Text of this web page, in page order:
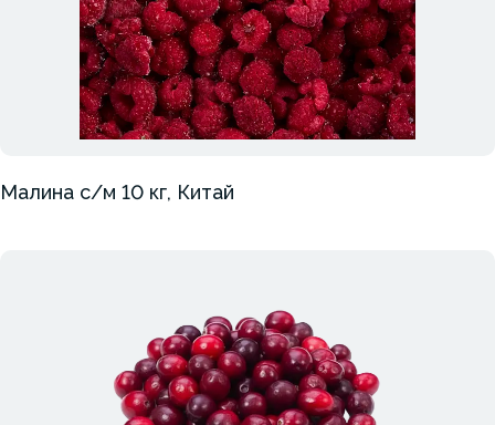
Малина с/м 10 кг, Китай